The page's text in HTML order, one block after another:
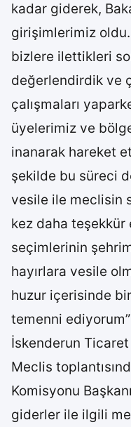
kadar giderek,
girişimlerimiz oldu.
bizlere ilettikleri
değerlendirdik ve
çalışmaları
üyelerimiz ve
inanarak hareket
şekilde bu süreci
vesile ile meclisin
kez daha teşekkür
seçimlerinin
hayırlara vesile
huzur içerisinde
temenni
İskenderun Ticaret
Meclis
Komisyonu
giderler ile ilgili